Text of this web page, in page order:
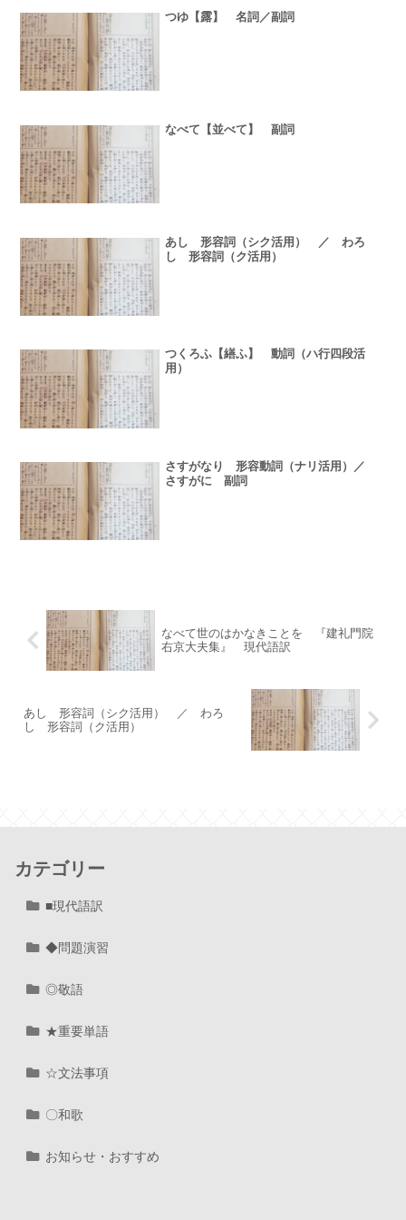
つゆ【露】 名詞／副詞
なべて【並べて】 副詞
あし 形容詞（シク活用） ／ わろ
し 形容詞（ク活用）
つくろふ【繕ふ】 動詞（ハ行四段活
用）
さすがなり 形容動詞（ナリ活用）／
さすがに 副詞
なべて世のはかなきことを 『建礼門院
右京大夫集』 現代語訳
あし 形容詞（シク活用） ／ わろ
し 形容詞（ク活用）
カテゴリー
■現代語訳
◆問題演習
◎敬語
★重要単語
☆文法事項
〇和歌
お知らせ・おすすめ